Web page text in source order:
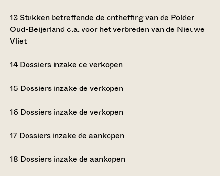
13Stukken betreffende de ontheffing van de Polder
Oud-Beijerland c.a. voor het verbreden van de Nieuwe
Vliet
14 Dossiers inzake de verkopen
15 Dossiers inzake de verkopen
16 Dossiers inzake de verkopen
17 Dossiers inzake de aankopen
18 Dossiers inzake de aankopen